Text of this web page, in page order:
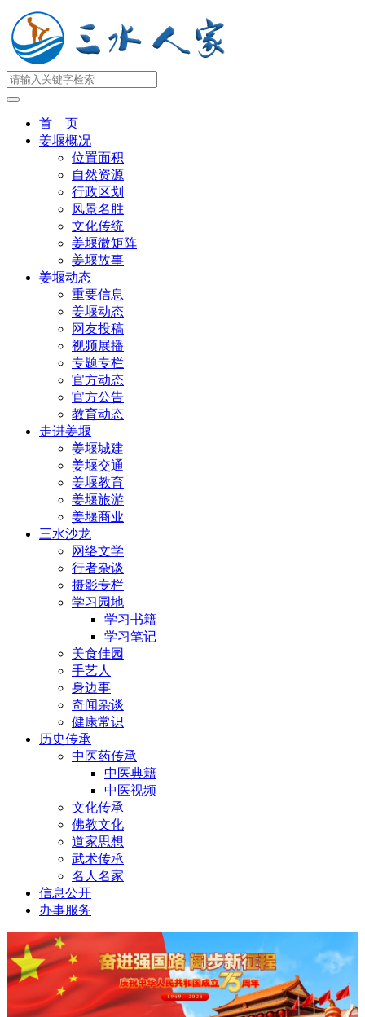
首 页
姜堰概况
位置面积
自然资源
行政区划
风景名胜
文化传统
姜堰微矩阵
姜堰故事
姜堰动态
重要信息
姜堰动态
网友投稿
视频展播
专题专栏
官方动态
官方公告
教育动态
走进姜堰
姜堰城建
姜堰交通
姜堰教育
姜堰旅游
姜堰商业
三水沙龙
网络文学
行者杂谈
摄影专栏
学习园地
学习书籍
学习笔记
美食佳园
手艺人
身边事
奇闻杂谈
健康常识
历史传承
中医药传承
中医典籍
中医视频
文化传承
佛教文化
道家思想
武术传承
名人名家
信息公开
办事服务